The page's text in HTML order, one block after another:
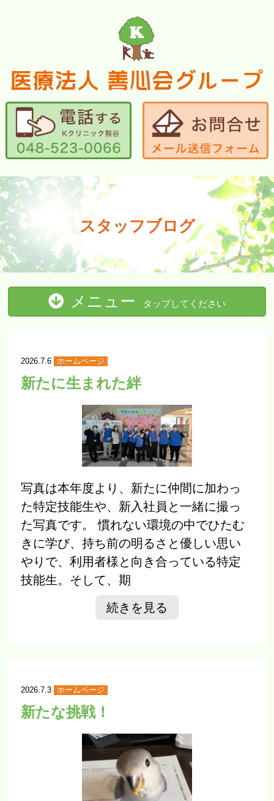
☎ 048-523-0066
スタッフブログ
メニュー タップしてください
ご挨拶
善心会ご挨拶
理事長紹介
善心会について
理念・グループ概要
グループ一覧
善心会クリニック
Kクリニック熊谷
こもれびクリニック
整形外科について
予防接種について
プラセンタ療法
高濃度ビタミンC
ガン治療について
2026.7.6 ホームページ
新たに生まれた絆
写真は本年度より、新たに仲間に加わっ
た特定技能生や、新入社員と一緒に撮っ
た写真です。 慣れない環境の中でひたむ
きに学び、持ち前の明るさと優しい思い
やりで、利用者様と向き合っている特定
技能生。そして、期
続きを見る
2026.7.3 ホームページ
新たな挑戦！